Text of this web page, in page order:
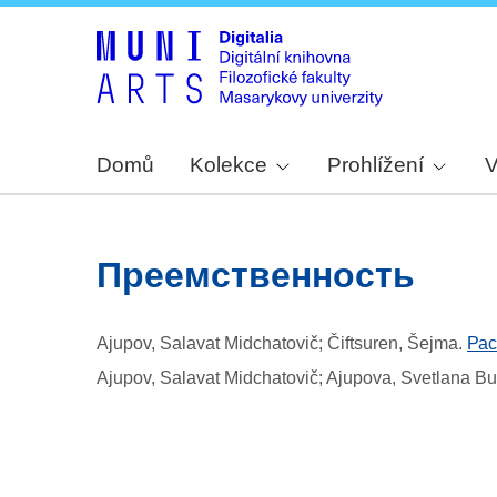
Domů Kolekce Prohlížení
преемственность
Ajupov, Salavat Midchatovič; Čiftsuren, Šejma.
Ajupov, Salavat Midchatovič; Ajupova, Svetlana